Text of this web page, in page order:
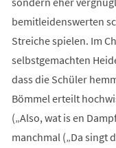
bemitleidenswerten
Streiche spielen. Im
selbstgemachten
dass die Schüler
Bömmel erteilt
(„Also, wat is en
manchmal („Da singt